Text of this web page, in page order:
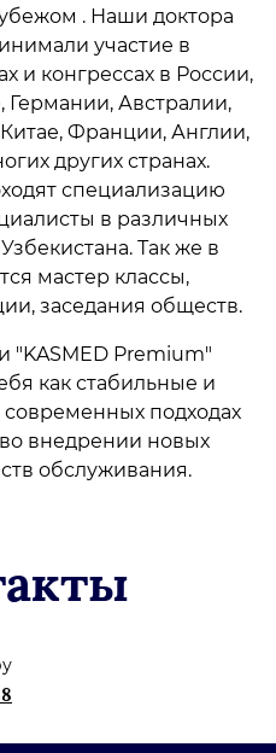
. Наши доктора
участие в
и конгрессах в России,
Германии, Австралии,
Франции, Англии,
других странах.
специализацию
в различных
Так же в
мастер классы,
заседания обществ.
"KASMED Premium"
как стабильные и
подходах
внедрении новых
обслуживания.